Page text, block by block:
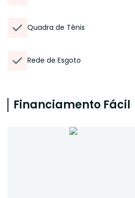
Quadra de Tênis
Rede de Esgoto
Financiamento Fácil